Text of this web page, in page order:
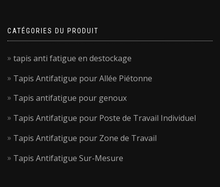
CATÉGORIES DU PRODUIT
tapis anti fatigue en destockage
Tapis Antifatigue pour Allée Piétonne
Tapis antifatigue pour genoux
Tapis Antifatigue pour Poste de Travail Individuel
Tapis Antifatigue pour Zone de Travail
Tapis Antifatigue Sur-Mesure